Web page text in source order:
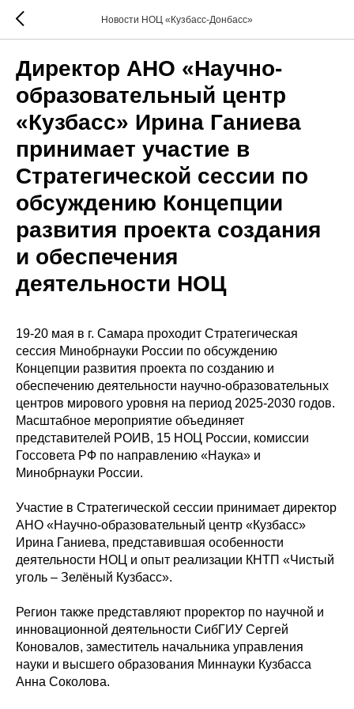
Новости НОЦ «Кузбасс-Донбасс»
Директор АНО «Научно-
образовательный центр
«Кузбасс» Ирина Ганиева
принимает участие в
Стратегической сессии по
обсуждению Концепции
развития проекта создания
и обеспечения
деятельности НОЦ
19-20 мая в г. Самара проходит Стратегическая
сессия Минобрнауки России по обсуждению
Концепции развития проекта по созданию и
обеспечению деятельности научно-образовательных
центров мирового уровня на период 2025-2030 годов.
Масштабное мероприятие объединяет
представителей РОИВ, 15 НОЦ России, комиссии
Госсовета РФ по направлению «Наука» и
Минобрнауки России.
Участие в Стратегической сессии принимает директор
АНО «Научно-образовательный центр «Кузбасс»
Ирина Ганиева, представившая особенности
деятельности НОЦ и опыт реализации КНТП «Чистый
уголь – Зелёный Кузбасс».
Регион также представляют проректор по научной и
инновационной деятельности СибГИУ Сергей
Коновалов, заместитель начальника управления
науки и высшего образования Миннауки Кузбасса
Анна Соколова.